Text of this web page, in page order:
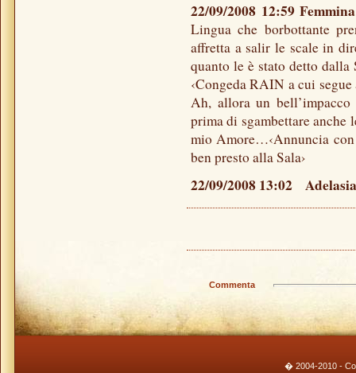
22/09/2008 12:59
Lingua che borbottante
affretta a salir le scale in
quanto le è stato detto
‹Congeda RAIN a cui
Ah, allora un bell’impacco
prima di sgambettare anche
mio Amore…‹Annuncia
ben presto alla Sala›
22/09/2008 13:02
Commenta
� 2004-2010 -